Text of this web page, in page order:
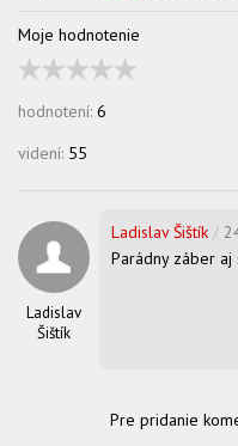
Moje hodnotenie
hodnotení: 6
videní: 55
Ladislav
Šištík
Ladislav Šištík /
Parádny záber aj
Pre pridanie